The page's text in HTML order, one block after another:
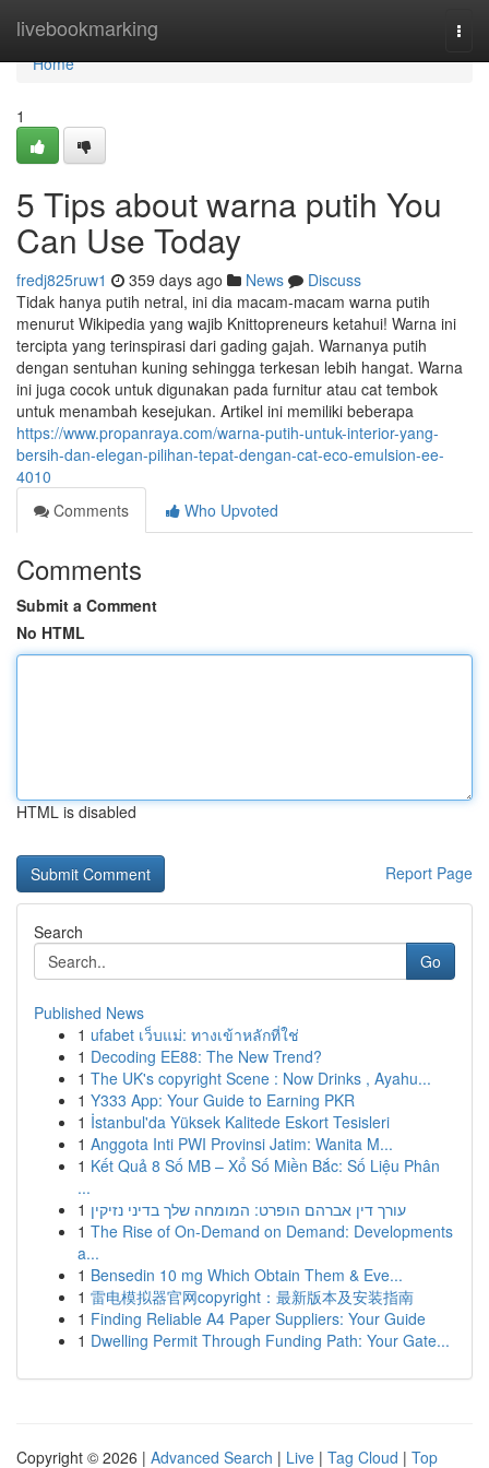
livebookmarking
Home
Home
1
5 Tips about warna putih You
Can Use Today
fredj825ruw1 359 days ago News
Discuss
Tidak hanya putih netral, ini dia macam-macam warna putih
menurut Wikipedia yang wajib Knittopreneurs ketahui! Warna ini
tercipta yang terinspirasi dari gading gajah. Warnanya putih
dengan sentuhan kuning sehingga terkesan lebih hangat. Warna
ini juga cocok untuk digunakan pada furnitur atau cat tembok
untuk menambah kesejukan. Artikel ini memiliki beberapa
https://www.propanraya.com/warna-putih-untuk-interior-yang-
bersih-dan-elegan-pilihan-tepat-dengan-cat-eco-emulsion-ee-
4010
Comments
Who Upvoted
Comments
Submit a Comment
No HTML
HTML is disabled
Report Page
Search
Go
Published News
1 ufabet เว็บแม่: ทางเข้าหลักที่ใช่
1 Decoding EE88: The New Trend?
1 The UK's copyright Scene : Now Drinks , Ayahu...
1 Y333 App: Your Guide to Earning PKR
1 İstanbul'da Yüksek Kalitede Eskort Tesisleri
1 Anggota Inti PWI Provinsi Jatim: Wanita M...
1 Kết Quả 8 Số MB – Xổ Số Miền Bắc: Số Liệu Phân
...
1 עורך דין אברהם הופרט: המומחה שלך בדיני נזיקין
1 The Rise of On-Demand on Demand: Developments
a...
1 Bensedin 10 mg Which Obtain Them & Eve...
1 雷电模拟器官网copyright：最新版本及安装指南
1 Finding Reliable A4 Paper Suppliers: Your Guide
1 Dwelling Permit Through Funding Path: Your Gate...
Copyright © 2026 | Advanced Search | Live | Tag Cloud | Top